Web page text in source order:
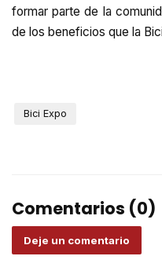
formar parte de la
de los beneficios que la
Bici Expo
Comentarios (0)
Deje un comentario